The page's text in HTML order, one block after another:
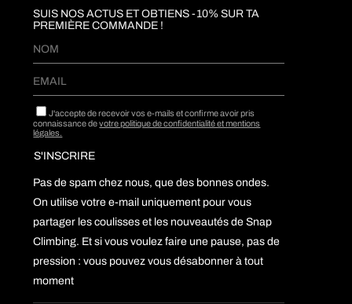
SUIS NOS ACTUS ET OBTIENS -10% SUR TA
PREMIÈRE COMMANDE !​
J'accepte de recevoir vos e-mails et confirme avoir pris
connaissance devotre politique de confidentialité et mentions
légales.
Pas de spam chez nous, que des bonnes ondes.
On utilise votre e-mail uniquement pour vous
partager les coulisses et les nouveautés de Snap
Climbing. Et si vous voulez faire une pause, pas de
pression : vous pouvez vous désabonner à tout
moment